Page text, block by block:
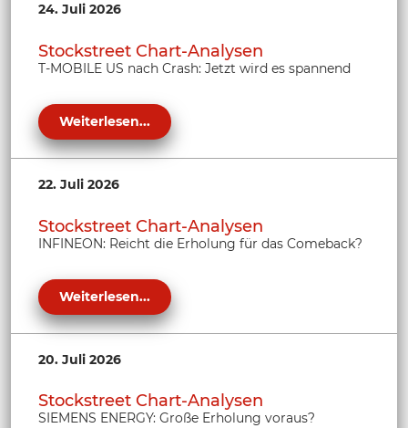
24. Juli 2026
Stockstreet Chart-Analysen
T-MOBILE US nach Crash: Jetzt wird es spannend
Weiterlesen...
22. Juli 2026
Stockstreet Chart-Analysen
INFINEON: Reicht die Erholung für das Comeback?
Weiterlesen...
20. Juli 2026
Stockstreet Chart-Analysen
SIEMENS ENERGY: Große Erholung voraus?